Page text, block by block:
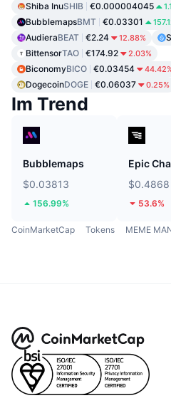
Shiba InuSHIB €0.000004045
BubblemapsBMT €0.03301
AudieraBEAT €2.24 12.88%
BittensorTAO €174.92 2.03%
BiconomyBICO €0.03454
DogecoinDOGE €0.06037 0.25%
Im Trend
Bubblemaps
$0.03813
156.99%
Epic
$0.4868
53.6%
CoinMarketCap Tokens MEME